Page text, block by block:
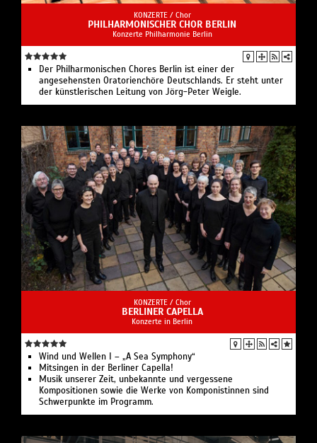
KONZERTE / Chor
PHILHARMONISCHER CHOR BERLIN
Konzerte Philharmonie Berlin
Der Philharmonischen Chores Berlin ist einer der
angesehensten Oratorienchöre Deutschlands. Er steht unter
der künstlerischen Leitung von Jörg-Peter Weigle.
KONZERTE / Chor
BERLINER CAPELLA
Konzerte in Berlin
Wind und Wellen I – „A Sea Symphony“
Mitsingen in der Berliner Capella!
Musik unserer Zeit, unbekannte und vergessene
Kompositionen sowie die Werke von Komponistinnen sind
Schwerpunkte im Programm.